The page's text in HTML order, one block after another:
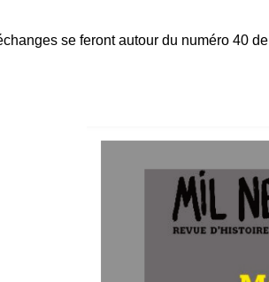
se feront autour du numéro 40 de